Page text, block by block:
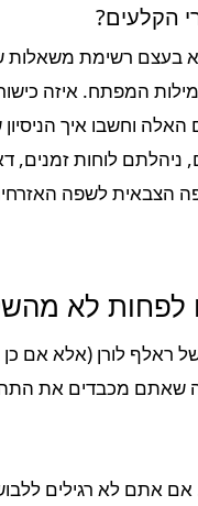
הקלעים?
בעצם רשימת
המפתח. איזה
האלה וחשבו איך
ניהלתם לוחות
לשפה האזרחית
לפחות לא
ראלף לורן (אלא אם
שאתם מכבדים את
אתם לא רגילים